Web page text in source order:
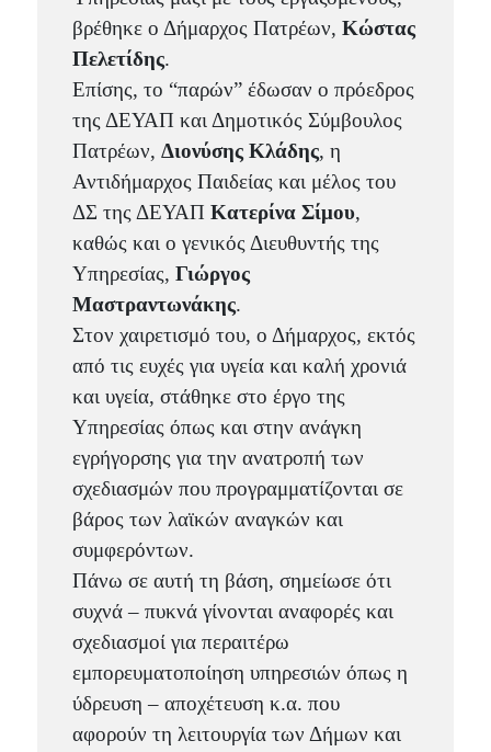
βρέθηκε ο Δήμαρχος Πατρέων,Κώστας
Πελετίδης.
Επίσης, το “παρών” έδωσαν ο πρόεδρος
της ΔΕΥΑΠ και Δημοτικός Σύμβουλος
Πατρέων,Διονύσης Κλάδης, η
Αντιδήμαρχος Παιδείας και μέλος του
ΔΣ της ΔΕΥΑΠΚατερίνα Σίμου,
καθώς και ο γενικός Διευθυντής της
Υπηρεσίας, Γιώργος
Μαστραντωνάκης.
Στον χαιρετισμό του, ο Δήμαρχος, εκτός
από τις ευχές για υγεία και καλή χρονιά
και υγεία, στάθηκε στο έργο της
Υπηρεσίας όπως και στην ανάγκη
εγρήγορσης για την ανατροπή των
σχεδιασμών που προγραμματίζονται σε
βάρος των λαϊκών αναγκών και
συμφερόντων.
Πάνω σε αυτή τη βάση, σημείωσε ότι
συχνά – πυκνά γίνονται αναφορές και
σχεδιασμοί για περαιτέρω
εμπορευματοποίηση υπηρεσιών όπως η
ύδρευση – αποχέτευση κ.α. που
αφορούν τη λειτουργία των Δήμων και